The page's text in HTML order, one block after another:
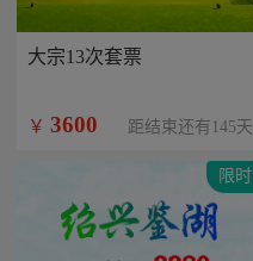
大宗13次套票
￥ 3600 距结束还有145天
限时